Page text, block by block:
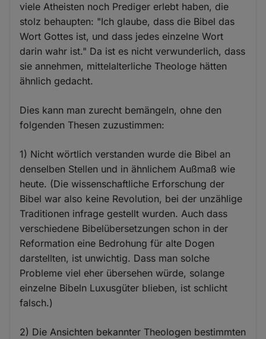
viele Atheisten noch Prediger erlebt haben, die
stolz behaupten: "Ich glaube, dass die Bibel das
Wort Gottes ist, und dass jedes einzelne Wort
darin wahr ist." Da ist es nicht verwunderlich, dass
sie annehmen, mittelalterliche Theologe hätten
ähnlich gedacht.
Dies kann man zurecht bemängeln, ohne den
folgenden Thesen zuzustimmen:
1) Nicht wörtlich verstanden wurde die Bibel an
denselben Stellen und in ähnlichem Außmaß wie
heute. (Die wissenschaftliche Erforschung der
Bibel war also keine Revolution, bei der unzählige
Traditionen infrage gestellt wurden. Auch dass
verschiedene Bibelübersetzungen schon in der
Reformation eine Bedrohung für alte Dogen
darstellten, ist unwichtig. Dass man solche
Probleme viel eher übersehen würde, solange
einzelne Bibeln Luxusgüter blieben, ist schlicht
falsch.)
2) Die Ansichten bekannter Theologen bestimmten